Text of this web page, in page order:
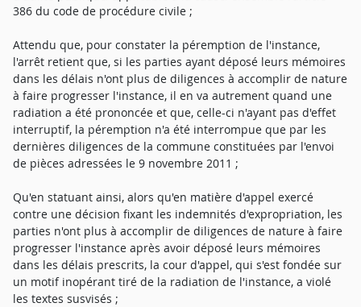
386 du code de procédure civile ;
Attendu que, pour constater la péremption de l'instance,
l'arrêt retient que, si les parties ayant déposé leurs mémoires
dans les délais n'ont plus de diligences à accomplir de nature
à faire progresser l'instance, il en va autrement quand une
radiation a été prononcée et que, celle-ci n'ayant pas d'effet
interruptif, la péremption n'a été interrompue que par les
dernières diligences de la commune constituées par l'envoi
de pièces adressées le 9 novembre 2011 ;
Qu'en statuant ainsi, alors qu'en matière d'appel exercé
contre une décision fixant les indemnités d'expropriation, les
parties n'ont plus à accomplir de diligences de nature à faire
progresser l'instance après avoir déposé leurs mémoires
dans les délais prescrits, la cour d'appel, qui s'est fondée sur
un motif inopérant tiré de la radiation de l'instance, a violé
les textes susvisés ;